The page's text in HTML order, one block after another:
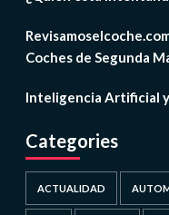
Coches de Segunda
Inteligencia Artificial
Categories
ACTUALIDAD